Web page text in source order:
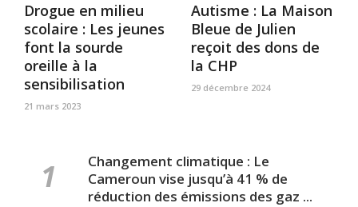
Drogue en milieu
scolaire : Les jeunes
font la sourde
oreille à la
sensibilisation
21 mars 2023
Autisme : La Maison
Bleue de Julien
reçoit des dons de
la CHP
29 décembre 2024
Changement climatique : Le
Cameroun vise jusqu’à 41 % de
réduction des émissions des gaz ...